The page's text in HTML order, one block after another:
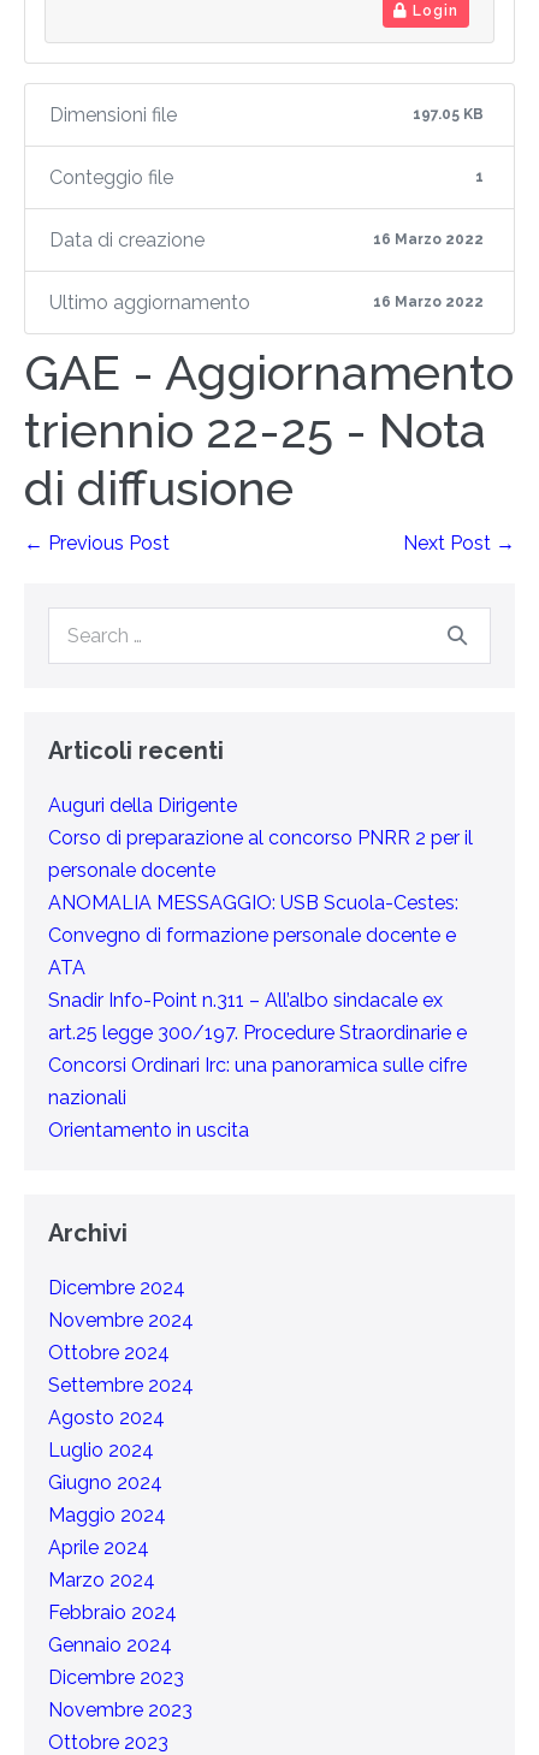
Login
Dimensioni file 197.05 KB
Conteggio file 1
Data di creazione 16 Marzo 2022
Ultimo aggiornamento 16 Marzo 2022
GAE - Aggiornamento
triennio 22-25 - Nota
di diffusione
← Previous Post Next Post →
Articoli recenti
Auguri della Dirigente
Corso di preparazione al concorso PNRR 2 per il
personale docente
ANOMALIA MESSAGGIO: USB Scuola-Cestes:
Convegno di formazione personale docente e
ATA
Snadir Info-Point n.311 – All’albo sindacale ex
art.25 legge 300/197. Procedure Straordinarie e
Concorsi Ordinari Irc: una panoramica sulle cifre
nazionali
Orientamento in uscita
Archivi
Dicembre 2024
Novembre 2024
Ottobre 2024
Settembre 2024
Agosto 2024
Luglio 2024
Giugno 2024
Maggio 2024
Aprile 2024
Marzo 2024
Febbraio 2024
Gennaio 2024
Dicembre 2023
Novembre 2023
Ottobre 2023